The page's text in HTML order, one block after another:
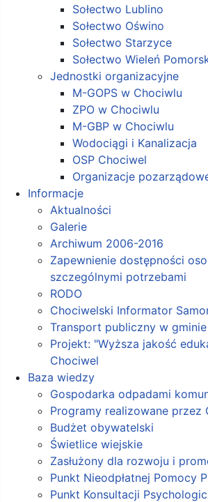
Sołectwo Lublino
Sołectwo Oświno
Sołectwo Starzyce
Sołectwo Wieleń
Jednostki organizacyjne
M-GOPS w Chociwlu
ZPO w Chociwlu
M-GBP w Chociwlu
Wodociągi i Kanalizacja
OSP Chociwel
Organizacje
Informacje
Aktualności
Galerie
Archiwum 2006-2016
Zapewnienie dostępności
szczególnymi potrzebami
RODO
Chociwelski Informator
Transport publiczny w
Projekt: "Wyższa jakość
Chociwel
Baza wiedzy
Gospodarka odpadami
Programy realizowane przez
Budżet obywatelski
Świetlice wiejskie
Zasłużony dla rozwoju i
Punkt Nieodpłatnej Pomocy
Punkt Konsultacji